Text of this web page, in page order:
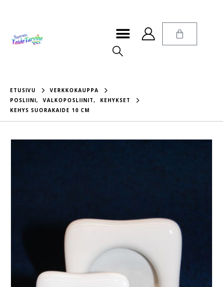
ETUSIVU
VERKKOKAUPPA
POSLIINI, VALKOPOSLIINIT,
KEHYKSET
KEHYS SUORAKAIDE 10 CM